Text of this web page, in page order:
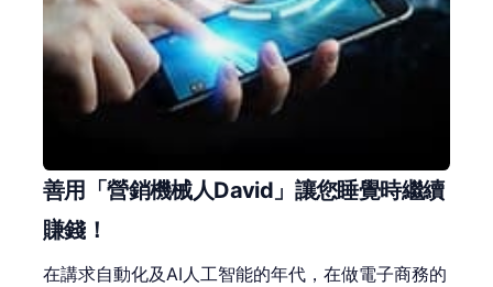
善用「營銷機械人David」讓您睡覺時繼續
賺錢！
在講求自動化及AI人工智能的年代，在做電子商務的